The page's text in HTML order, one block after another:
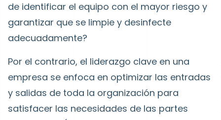
de identificar el equipo con el mayor riesgo y
garantizar que se limpie y desinfecte
adecuadamente?
Por el contrario, el liderazgo clave en una
empresa se enfoca en optimizar las entradas
y salidas de toda la organización para
satisfacer las necesidades de las partes